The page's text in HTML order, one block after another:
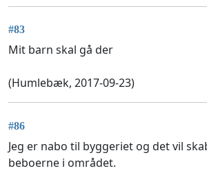
#83
Mit barn skal gå der
(Humlebæk, 2017-09-23)
#86
Jeg er nabo til byggeriet og det vil
beboerne i området.